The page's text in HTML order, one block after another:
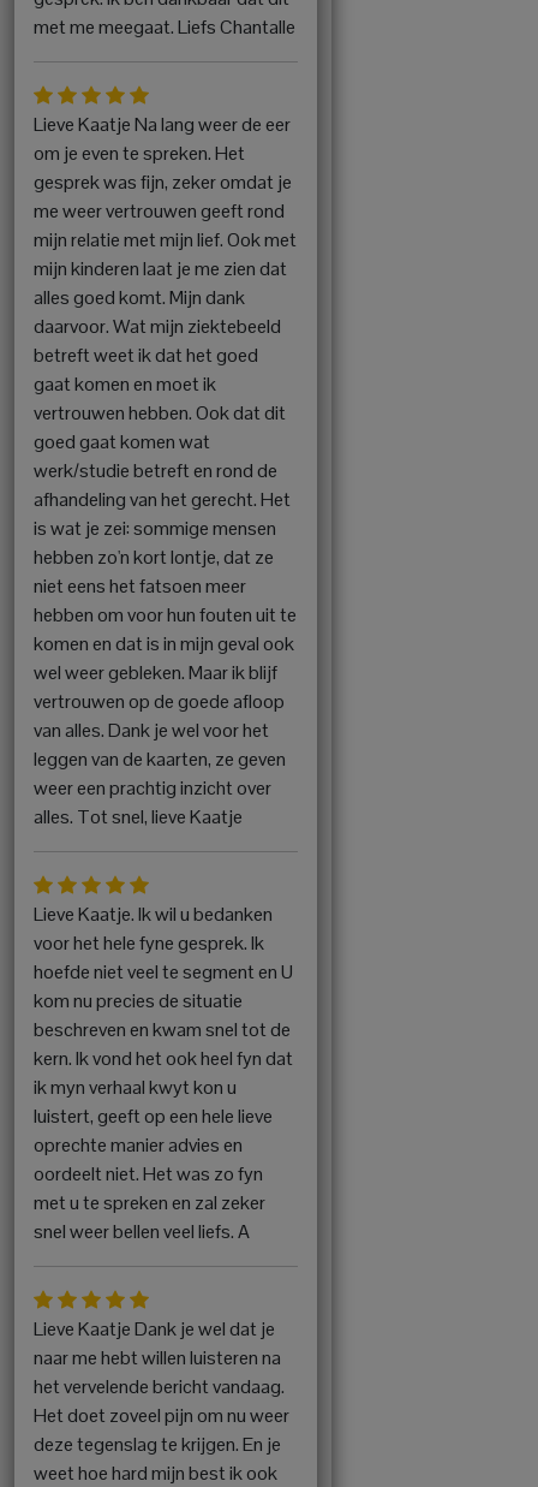
met me meegaat. Liefs Chantalle
Lieve Kaatje Na lang weer de eer
om je even te spreken. Het
gesprek was fijn, zeker omdat je
me weer vertrouwen geeft rond
mijn relatie met mijn lief. Ook met
mijn kinderen laat je me zien dat
alles goed komt. Mijn dank
daarvoor. Wat mijn ziektebeeld
betreft weet ik dat het goed
gaat komen en moet ik
vertrouwen hebben. Ook dat dit
goed gaat komen wat
werk/studie betreft en rond de
afhandeling van het gerecht. Het
is wat je zei: sommige mensen
hebben zo'n kort lontje, dat ze
niet eens het fatsoen meer
hebben om voor hun fouten uit te
komen en dat is in mijn geval ook
wel weer gebleken. Maar ik blijf
vertrouwen op de goede afloop
van alles. Dank je wel voor het
leggen van de kaarten, ze geven
weer een prachtig inzicht over
alles. Tot snel, lieve Kaatje
Lieve Kaatje. Ik wil u bedanken
voor het hele fyne gesprek. Ik
hoefde niet veel te segment en U
kom nu precies de situatie
beschreven en kwam snel tot de
kern. Ik vond het ook heel fyn dat
ik myn verhaal kwyt kon u
luistert, geeft op een hele lieve
oprechte manier advies en
oordeelt niet. Het was zo fyn
met u te spreken en zal zeker
snel weer bellen veel liefs. A
Lieve Kaatje Dank je wel dat je
naar me hebt willen luisteren na
het vervelende bericht vandaag.
Het doet zoveel pijn om nu weer
deze tegenslag te krijgen. En je
weet hoe hard mijn best ik ook